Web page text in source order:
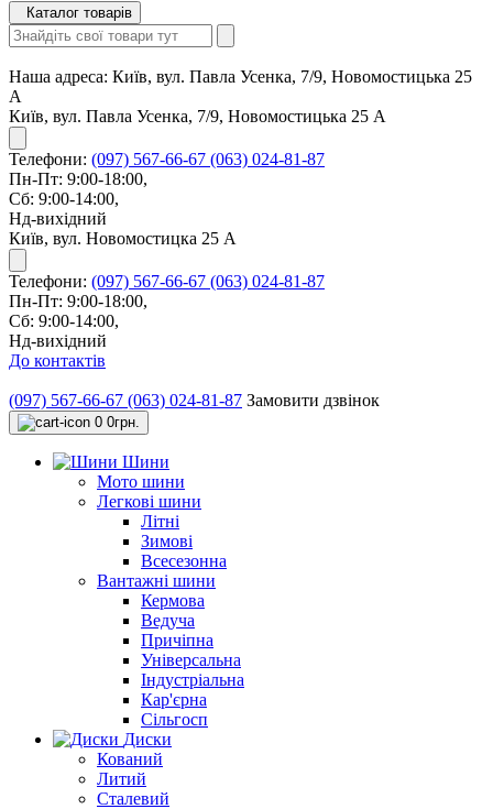
Каталог товарів
Наша адреса: Київ, вул. Павла Усенка, 7/9, Новомостицька 25
А
Київ, вул. Павла Усенка, 7/9, Новомостицька 25 А
Телефони: (097) 567-66-67 (063) 024-81-87
Пн-Пт: 9:00-18:00,
Сб: 9:00-14:00,
Нд-вихідний
Київ, вул. Новомостицка 25 А
Телефони: (097) 567-66-67 (063) 024-81-87
Пн-Пт: 9:00-18:00,
Сб: 9:00-14:00,
Нд-вихідний
До контактів
(097) 567-66-67 (063) 024-81-87 Замовити дзвінок
0 0грн.
Шини
Мото шини
Легкові шини
Літні
Зимові
Всесезонна
Вантажні шини
Кермова
Ведуча
Причіпна
Універсальна
Індустріальна
Кар'єрна
Сільгосп
Диски
Кований
Литий
Сталевий